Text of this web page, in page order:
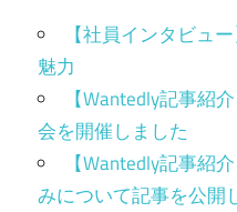
【社員インタビュ
魅力
【Wantedly記事紹
会を開催しました
【Wantedly記事紹
みについて記事を公開